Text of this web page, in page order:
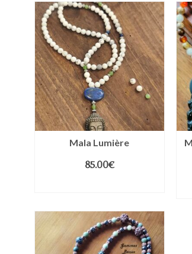
Mala Lumière
85.00€